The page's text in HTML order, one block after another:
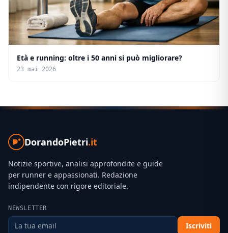
Età e running: oltre i 50 anni si può migliorare?
23 mai 2026
DorandoPietri.it
Notizie sportive, analisi approfondite e guide
per runner e appassionati. Redazione
indipendente con rigore editoriale.
NEWSLETTER
Iscriviti